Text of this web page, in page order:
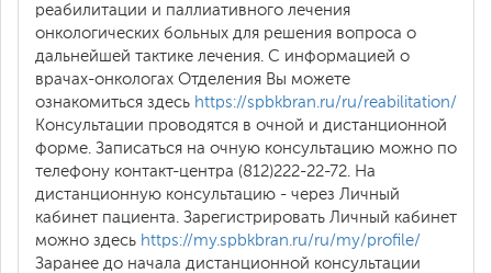
реабилитации и паллиативного лечения
онкологических больных для решения вопроса о
дальнейшей тактике лечения. С информацией о
врачах-онкологах Отделения Вы можете
ознакомиться здесь https://spbkbran.ru/ru/reabilitation/
Консультации проводятся в очной и дистанционной
форме. Записаться на очную консультацию можно по
телефону контакт-центра (812)222-22-72. На
дистанционную консультацию - через Личный
кабинет пациента. Зарегистрировать Личный кабинет
можно здесь https://my.spbkbran.ru/ru/my/profile/
Заранее до начала дистанционной консультации